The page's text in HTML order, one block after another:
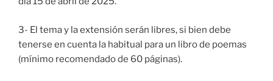
3- El tema y la extensión serán libres, si bien debe
tenerse en cuenta la habitual para un libro de poemas
(mínimo recomendado de 60 páginas).